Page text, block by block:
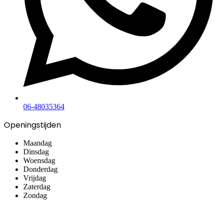
06-48035364
Openingstijden
Maandag
Dinsdag
Woensdag
Donderdag
Vrijdag
Zaterdag
Zondag